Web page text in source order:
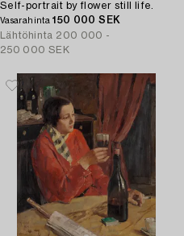
Self-portrait by flower still life.
Vasarahinta150 000 SEK
Lähtöhinta 200 000 -
250 000 SEK